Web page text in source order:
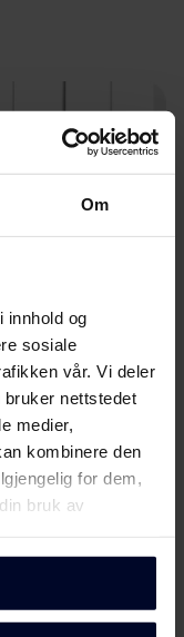
Om
innhold og
sosiale
vår. Vi deler
nettstedet
medier,
kombinere den
for dem,
bruk av
Last ned
utvalgt
og
dem unike.